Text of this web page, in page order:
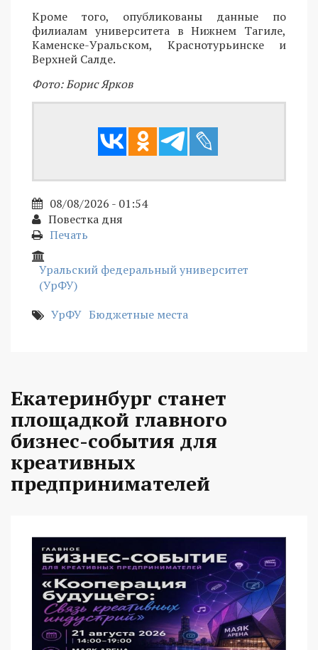
Кроме того, опубликованы данные по
филиалам университета в Нижнем Тагиле,
Каменске-Уральском, Краснотурьинске и
Верхней Салде.
Фото: Борис Ярков
08/08/2026 - 01:54
Повестка дня
Печать
Уральский федеральный университет
(УрФУ)
УрФУ Бюджетные места
Екатеринбург станет
площадкой главного
бизнес-события для
креативных
предпринимателей